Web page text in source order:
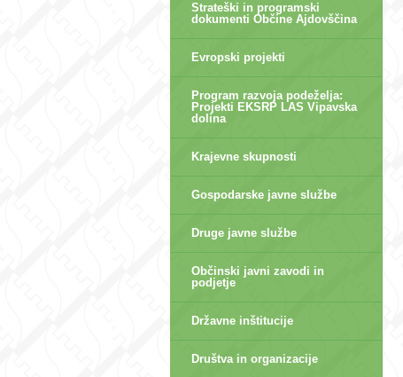
Strateški in programski
dokumenti Občine Ajdovščina
Evropski projekti
Program razvoja podeželja:
Projekti EKSRP LAS Vipavska
dolina
Krajevne skupnosti
Gospodarske javne službe
Druge javne službe
Občinski javni zavodi in
podjetje
Državne inštitucije
Društva in organizacije